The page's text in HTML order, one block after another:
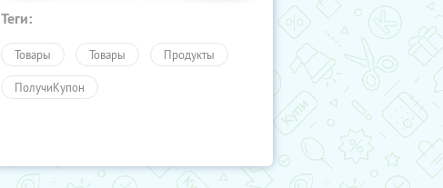
Теги:
Товары Товары Продукты
ПолучиКупон